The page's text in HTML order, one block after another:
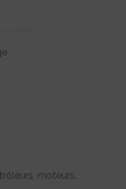
moteurs..